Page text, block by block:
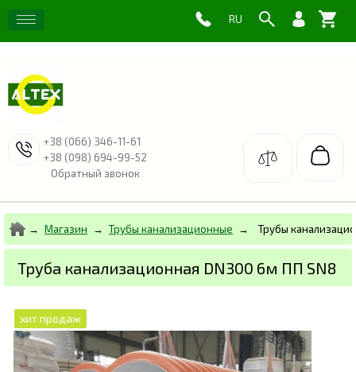
+38 (066) 346-11-61
+38 (098) 694-99-52
Обратный звонок
Магазин Трубы канализационные Трубы
Труба канализационная DN300 6м ПП SN8